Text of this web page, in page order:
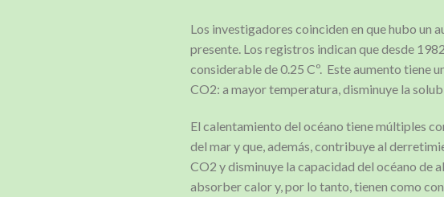
Los investigadores coinciden en que hubo un
presente. Los registros indican que desde
considerable de 0.25 Cº. Este aumento tiene
CO2: a mayor temperatura, disminuye la
El calentamiento del océano tiene múltiples
del mar y que, además, contribuye al
CO2 y disminuye la capacidad del océano de
absorber calor y, por lo tanto, tienen como